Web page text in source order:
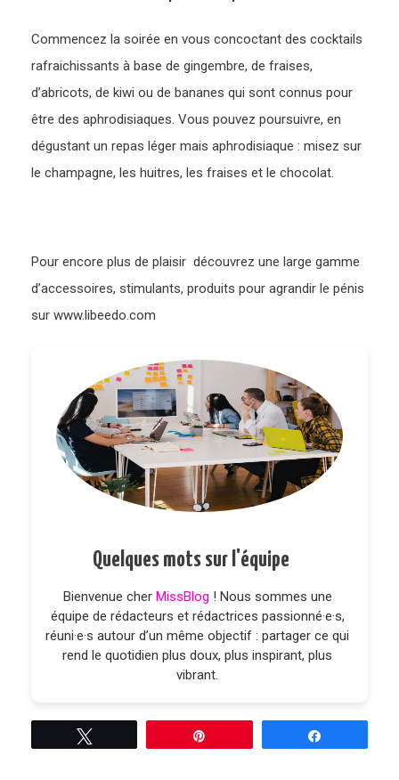
Commencez la soirée en vous concoctant des cocktails
rafraichissants à base de gingembre, de fraises,
d’abricots, de kiwi ou de bananes qui sont connus pour
être des aphrodisiaques. Vous pouvez poursuivre, en
dégustant un repas léger mais aphrodisiaque : misez sur
le champagne, les huitres, les fraises et le chocolat.
Pour encore plus de plaisir découvrez une large gamme
d’accessoires, stimulants, produits pour agrandir le pénis
sur www.libeedo.com
Quelques mots sur l'équipe
Bienvenue cher MissBlog ! Nous sommes une
équipe de rédacteurs et rédactrices passionné·e·s,
réuni·e·s autour d’un même objectif : partager ce qui
rend le quotidien plus doux, plus inspirant, plus
vibrant.